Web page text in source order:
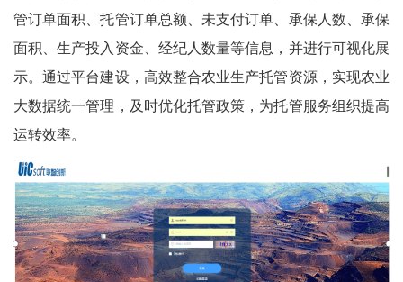
管订单面积、托管订单总额、未支付订单、承保人数、承保
面积、生产投入资金、经纪人数量等信息，并进行可视化展
示。通过平台建设，高效整合农业生产托管资源，实现农业
大数据统一管理，及时优化托管政策，为托管服务组织提高
运转效率。